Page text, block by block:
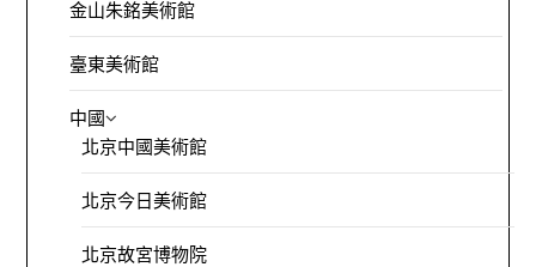
金山朱銘美術館
臺東美術館
中國
北京中國美術館
北京今日美術館
北京故宮博物院